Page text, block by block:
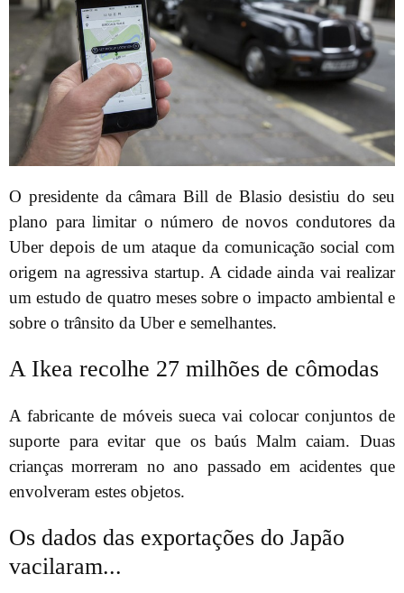
O presidente da câmara Bill de Blasio desistiu do seu
plano para limitar o número de novos condutores da
Uber depois de um ataque da comunicação social com
origem na agressiva startup. A cidade ainda vai realizar
um estudo de quatro meses sobre o impacto ambiental e
sobre o trânsito da Uber e semelhantes.
A Ikea recolhe 27 milhões de cômodas
A fabricante de móveis sueca vai colocar conjuntos de
suporte para evitar que os baús Malm caiam. Duas
crianças morreram no ano passado em acidentes que
envolveram estes objetos.
Os dados das exportações do Japão
vacilaram...